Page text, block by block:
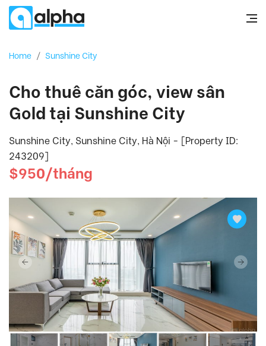
Home / Sunshine City
Cho thuê căn góc, view sân
Gold tại Sunshine City
Sunshine City, Sunshine City, Hà Nội - [Property ID:
243209]
$950/tháng